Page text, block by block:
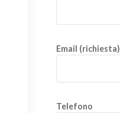
Email (richiesta)
Telefono